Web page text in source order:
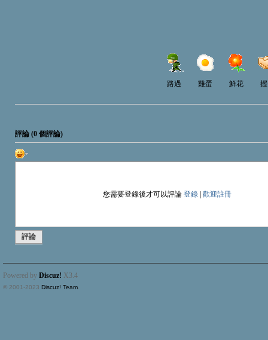
路過 雞蛋 鮮花
評論 (0 個評論)
您需要登錄後才可以評論登錄 |歡迎註冊
評論
Powered by Discuz! X3.4
© 2001-2023 Discuz! Team